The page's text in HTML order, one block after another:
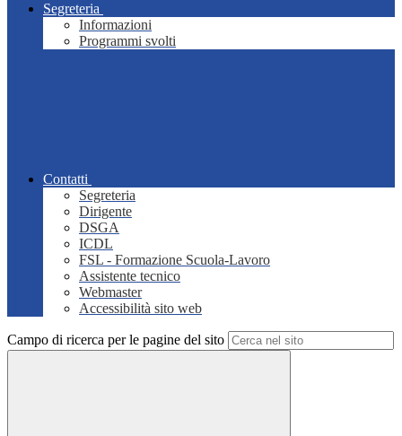
Segreteria
Informazioni
Programmi svolti
Contatti
Segreteria
Dirigente
DSGA
ICDL
FSL - Formazione Scuola-Lavoro
Assistente tecnico
Webmaster
Accessibilità sito web
Campo di ricerca per le pagine del sito